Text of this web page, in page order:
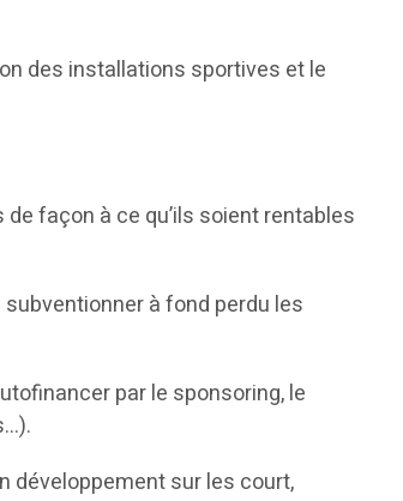
des installations sportives et le
façon à ce qu’ils soient rentables
à fond perdu les
par le sponsoring, le
développement sur les court,